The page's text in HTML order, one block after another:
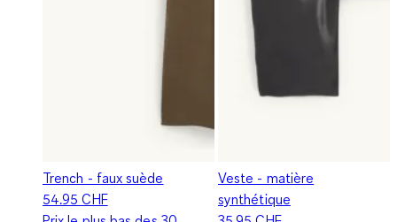
Trench - faux suède
54.95 CHF
Veste - matière
synthétique